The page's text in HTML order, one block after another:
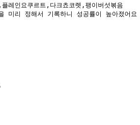
레인요쿠르트,다크쵸코렛,팽이버섯볶음
미리 정해서 기록하니 성공률이 높아졌어요